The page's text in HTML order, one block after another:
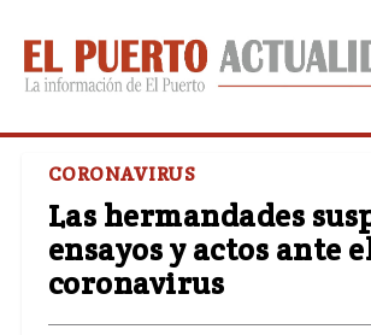
CORONAVIRUS
Las hermandades
ensayos y actos ante
coronavirus